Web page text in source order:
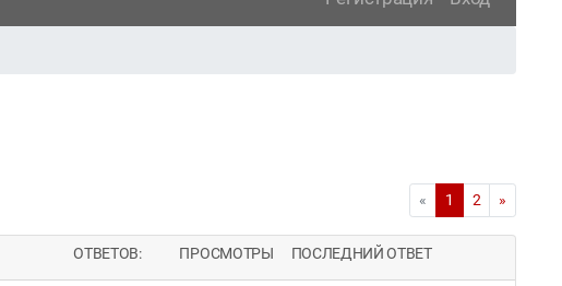
« 1 2 »
ОТВЕТОВ: ПРОСМОТРЫ ПОСЛЕДНИЙ ОТВЕТ